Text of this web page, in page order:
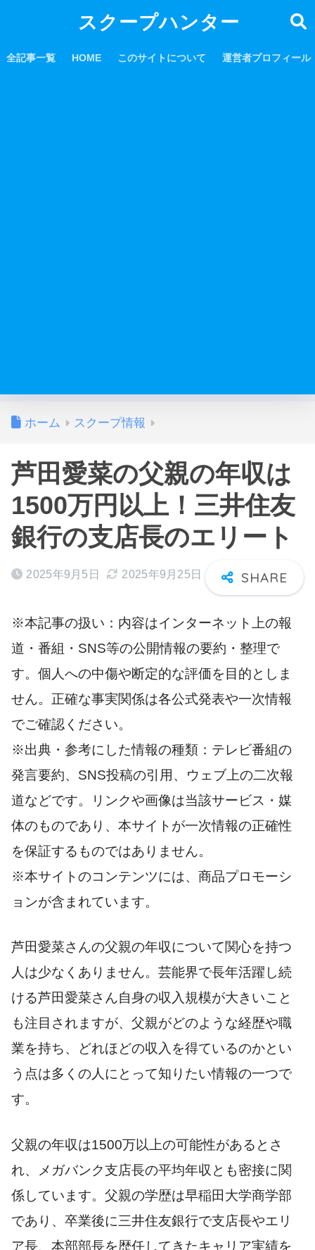
スクープハンター
全記事一覧 HOME このサイトについて 運営者プロフィール
ホーム スクープ情報
芦田愛菜の父親の年収は
1500万円以上！三井住友
銀行の支店長のエリート
2025年9月5日 2025年9月25日
※本記事の扱い：内容はインターネット上の報
道・番組・SNS等の公開情報の要約・整理で
す。個人への中傷や断定的な評価を目的としま
せん。正確な事実関係は各公式発表や一次情報
でご確認ください。
※出典・参考にした情報の種類：テレビ番組の
発言要約、SNS投稿の引用、ウェブ上の二次報
道などです。リンクや画像は当該サービス・媒
体のものであり、本サイトが一次情報の正確性
を保証するものではありません。
※本サイトのコンテンツには、商品プロモーシ
ョンが含まれています。
芦田愛菜さんの父親の年収について関心を持つ
人は少なくありません。芸能界で長年活躍し続
ける芦田愛菜さん自身の収入規模が大きいこと
も注目されますが、父親がどのような経歴や職
業を持ち、どれほどの収入を得ているのかとい
う点は多くの人にとって知りたい情報の一つで
す。
父親の年収は1500万以上の可能性があるとさ
れ、メガバンク支店長の平均年収とも密接に関
係しています。父親の学歴は早稲田大学商学部
であり、卒業後に三井住友銀行で支店長やエリ
ア長、本部部長を歴任してきたキャリア実績を